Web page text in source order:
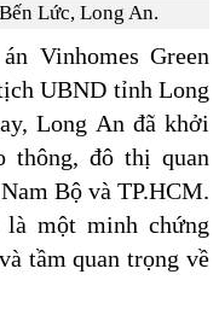
Lức, Long An.
Vinhomes Green
UBND tỉnh Long
Long An đã khởi
thông, đô thị quan
Bộ và TP.HCM.
một minh chứng
tầm quan trọng về